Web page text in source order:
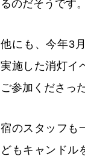
るのだそうです。
他にも、今年3
実施した消灯イ
ご参加くださっ
宿のスタッフも
どもキャンドル